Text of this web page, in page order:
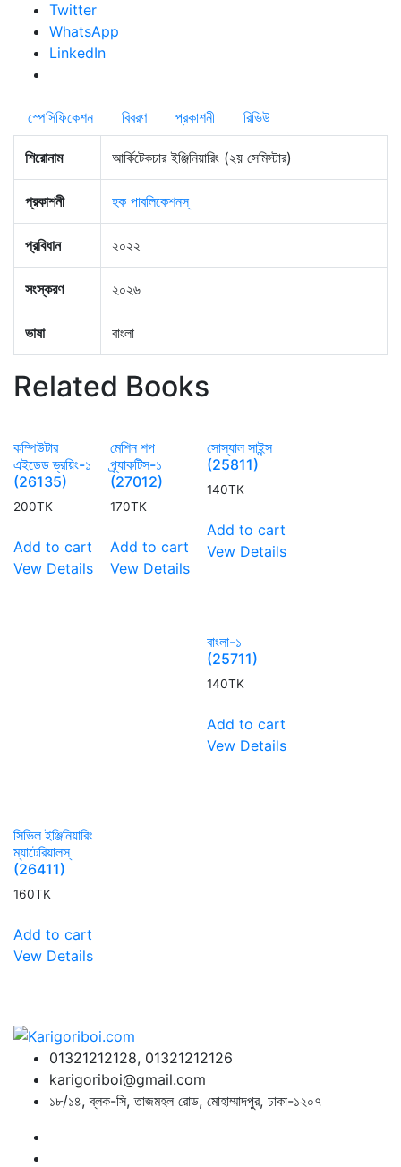
Twitter
WhatsApp
LinkedIn
স্পেসিফিকেশন বিবরণ প্রকাশনী রিভিউ
শিরোনাম আর্কিটেকচার ইঞ্জিনিয়ারিং (২য় সেমিস্টার)
প্রকাশনী হক পাবলিকেশনস্
প্রবিধান ২০২২
সংস্করণ ২০২৬
ভাষা বাংলা
Related Books
কম্পিউটার
এইডেড ড্রয়িং-১
(26135)
200TK
Add to cart
Vew Details
মেশিন শপ
প্র্যাকটিস-১
(27012)
170TK
Add to cart
Vew Details
সোস্যাল সাইন্স
(25811)
140TK
Add to cart
Vew Details
বাংলা-১
(25711)
140TK
Add to cart
Vew Details
সিভিল ইঞ্জিনিয়ারিং
ম্যাটেরিয়ালস্
(26411)
160TK
Add to cart
Vew Details
01321212128, 01321212126
karigoriboi@gmail.com
১৮/১৪, ব্লক-সি, তাজমহল রোড, মোহাম্মাদপুর, ঢাকা-১২০৭